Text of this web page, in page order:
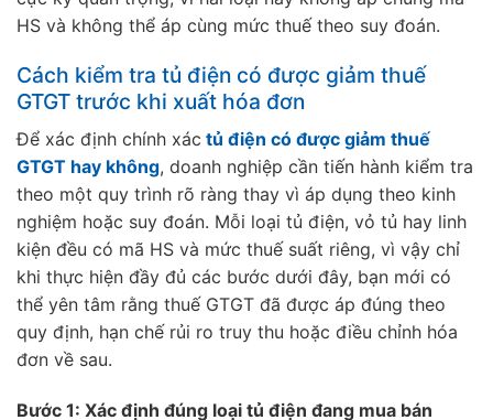
HS và không thể áp cùng mức thuế theo suy đoán.
Cách kiểm tra tủ điện có được giảm thuế
GTGT trước khi xuất hóa đơn
Để xác định chính xác tủ điện có được giảm thuế
GTGT hay không, doanh nghiệp cần tiến hành kiểm tra
theo một quy trình rõ ràng thay vì áp dụng theo kinh
nghiệm hoặc suy đoán. Mỗi loại tủ điện, vỏ tủ hay linh
kiện đều có mã HS và mức thuế suất riêng, vì vậy chỉ
khi thực hiện đầy đủ các bước dưới đây, bạn mới có
thể yên tâm rằng thuế GTGT đã được áp đúng theo
quy định, hạn chế rủi ro truy thu hoặc điều chỉnh hóa
đơn về sau.
Bước 1: Xác định đúng loại tủ điện đang mua bán